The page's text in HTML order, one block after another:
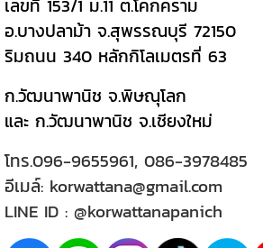
เลขที่ 153/1 ม.11 ต.โคก
อ.บางปลาม้า จ.สุพรรณบุรี 72150
ริมถนน 340 หลักกิโลเมตรที่ 63
ก.วัฒนาพานิช จ.พิษณุโลก
และ ก.วัฒนาพานิช จ.เชียงใหม่
โทร.096-9655961, 086-3978485
อีเมล์: korwattana@gmail.com
LINE ID : @korwattanapanich